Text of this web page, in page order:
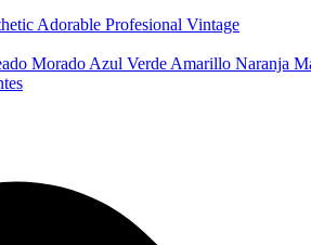
Adorable Profesional Vintage
Morado Azul Verde Amarillo Naranja